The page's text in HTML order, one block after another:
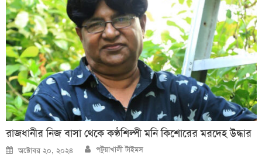
রাজধানীর নিজ বাসা থেকে কণ্ঠশিল্পী মনি কিশোরের মরদেহ উদ্ধার
Posted
on
অক্টোবর ২০, ২০২৪ Author
পটুয়াখালী টাইমস